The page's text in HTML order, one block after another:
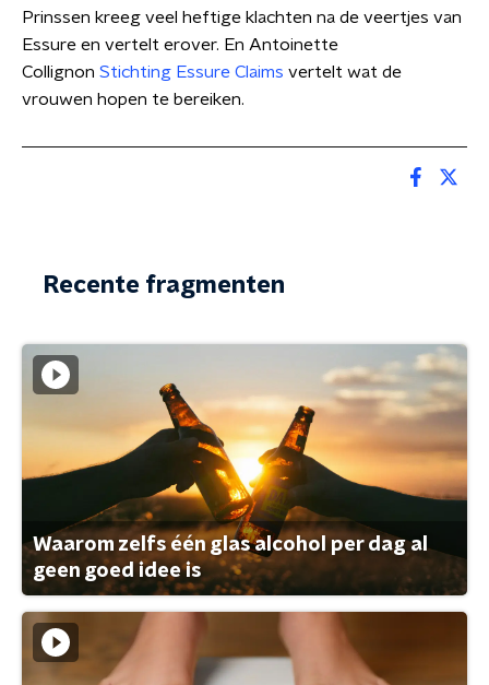
Prinssen kreeg veel heftige klachten na de veertjes van
Essure en vertelt erover. En Antoinette
Collignon Stichting Essure Claims vertelt wat de
vrouwen hopen te bereiken.
Recente fragmenten
Waarom zelfs één glas alcohol per dag al
geen goed idee is